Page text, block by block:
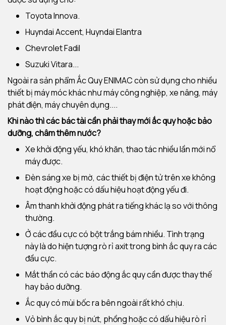
Toyota Innova.
Huyndai Accent, Huyndai Elantra
Chevrolet Fadil
Suzuki Vitara...
Ngoài ra sản phẩm Ắc Quy ENIMAC còn sử dụng cho nhiều
thiết bị máy móc khác như máy công nghiệp, xe nâng, máy
phát điện, máy chuyên dụng....
Khi nào thì các bác tài cần phải thay mới ắc quy hoặc bảo
dưỡng, châm thêm nước?
Xe khởi động yếu, khó khăn, thao tác nhiều lần mới nổ
máy được.
Đèn sáng xe bị mờ, các thiết bị điện tử trên xe không
hoạt động hoặc có dấu hiệu hoạt động yếu đi.
Âm thanh khởi động phát ra tiếng khác lạ so với thông
thường.
Ở các đầu cực có bột trắng bám nhiều. Tình trạng
này là do hiện tượng rò rỉ axit trong bình ắc quy ra các
đầu cực.
Mắt thần có các báo động ắc quy cần được thay thế
hay bảo dưỡng.
Ắc quy có mùi bốc ra bên ngoài rất khó chịu.
Vỏ bình ắc quy bị nứt, phồng hoặc có dấu hiệu rò rỉ